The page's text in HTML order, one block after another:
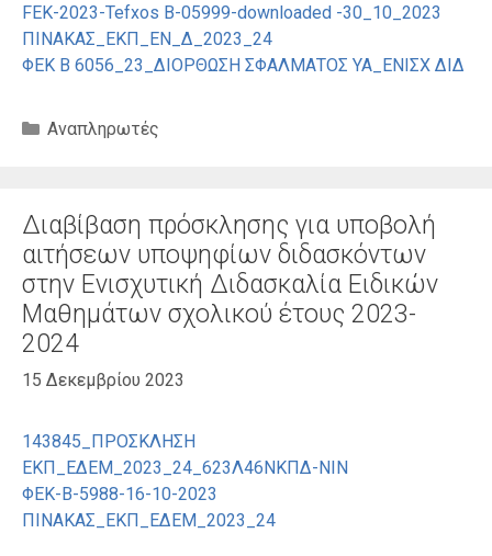
FEK-2023-Tefxos B-05999-downloaded -30_10_2023
ΠΙΝΑΚΑΣ_ΕΚΠ_ΕΝ_Δ_2023_24
ΦΕΚ Β 6056_23_ΔΙΟΡΘΩΣΗ ΣΦΑΛΜΑΤΟΣ ΥΑ_ΕΝΙΣΧ ΔΙΔ
Κατηγορίες
Αναπληρωτές
Διαβίβαση πρόσκλησης για υποβολή
αιτήσεων υποψηφίων διδασκόντων
στην Ενισχυτική Διδασκαλία Ειδικών
Μαθημάτων σχολικού έτους 2023-
2024
15 Δεκεμβρίου 2023
143845_ΠΡΟΣΚΛΗΣΗ
ΕΚΠ_ΕΔΕΜ_2023_24_623Λ46ΝΚΠΔ-ΝΙΝ
ΦΕΚ-Β-5988-16-10-2023
ΠΙΝΑΚΑΣ_ΕΚΠ_ΕΔΕΜ_2023_24